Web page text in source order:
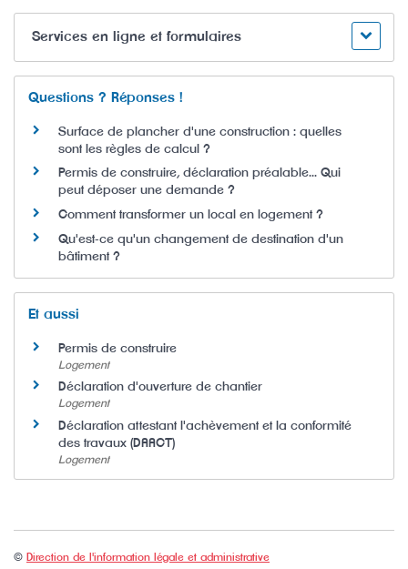
Services en ligne et formulaires
Questions ? Réponses !
Surface de plancher d'une construction : quelles
sont les règles de calcul ?
Permis de construire, déclaration préalable... Qui
peut déposer une demande ?
Comment transformer un local en logement ?
Qu'est-ce qu'un changement de destination d'un
bâtiment ?
Et aussi
Permis de construire
Logement
Déclaration d'ouverture de chantier
Logement
Déclaration attestant l'achèvement et la conformité
des travaux (DAACT)
Logement
© Direction de l'information légale et administrative